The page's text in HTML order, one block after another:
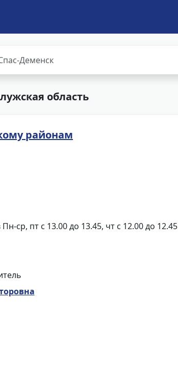
Деменск
область
районам
ср, пт с 13.00 до 13.45, чт с 12.00 до 12.45